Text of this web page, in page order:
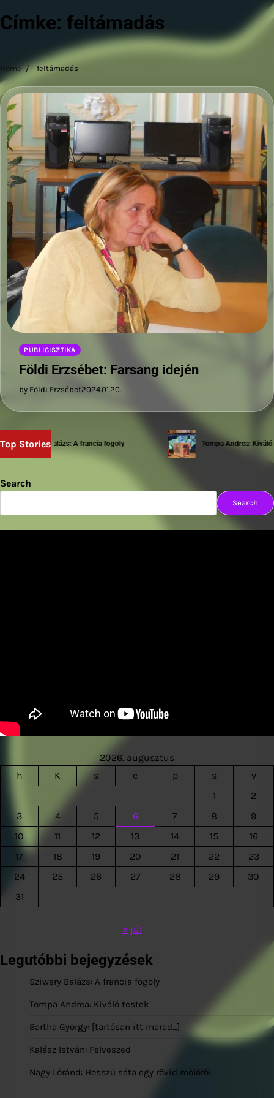
Címke: feltámadás
Home feltámadás
PUBLICISZTIKA
Földi Erzsébet: Farsang idején
by Földi Erzsébet2024.01.20.
Top Stories
Sziwery Balázs: A francia fogoly Tompa Andrea: Kiváló
Search
Search
2026. augusztus
h
K s c p s
v
1
2
3
4 5 6 7 8
9
10
11 12 13 14 15
16
17
18 19 20 21 22
23
24
25 26 27 28 29
30
31
« júl
Legutóbbi bejegyzések
Sziwery Balázs: A francia fogoly
Tompa Andrea: Kiváló testek
Bartha György: [tartósan itt marad…]
Kalász István: Felveszed
Nagy Lóránd: Hosszú séta egy rövid mólóról